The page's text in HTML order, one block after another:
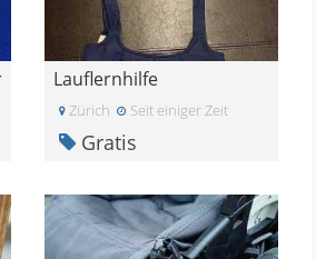
Lauflernhilfe
Zürich Seit einiger Zeit
Gratis